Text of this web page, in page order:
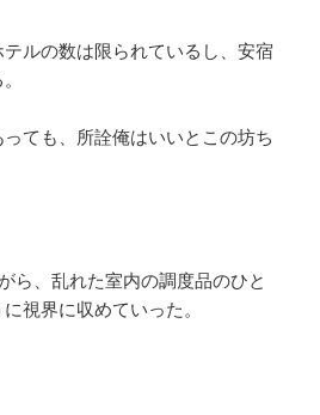
ルの数は限られているし、安宿
っても、所詮俺はいいとこの坊ち
ら、乱れた室内の調度品のひと
視界に収めていった。